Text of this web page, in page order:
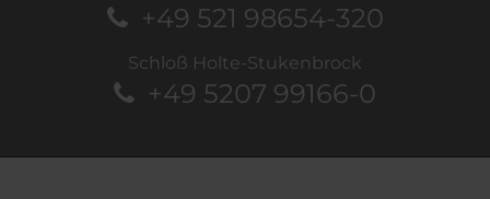
+49 521 98654-320
Schloß Holte-Stukenbrock
+49 5207 99166-0